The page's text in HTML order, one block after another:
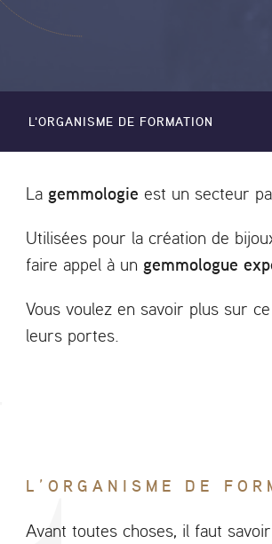
L'ORGANISME DE FORMATION
La gemmologie est un secteur
Utilisées pour la création de
faire appel à un gemmologue
Vous voulez en savoir plus sur
leurs portes.
L’ORGANISME DE
Avant toutes choses, il faut